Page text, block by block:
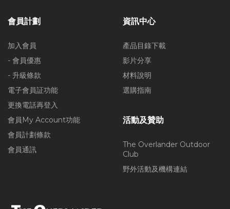
會員計劃
加入會員
- 會員優惠
- 升級條款
電子會員証功能
更換電話再登入
會員My Account功能
會員計劃條款
會員通訊
資訊中心
產品目錄下載
影片分享
材料說明
選購指南
活動及贊助
The Overlander Outdoor
Club
野外活動及機構連結